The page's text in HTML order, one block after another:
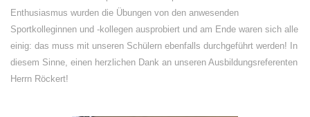
Enthusiasmus wurden die Übungen von den anwesenden
Sportkolleginnen und -kollegen ausprobiert und am Ende waren sich alle
einig: das muss mit unseren Schülern ebenfalls durchgeführt werden! In
diesem Sinne, einen herzlichen Dank an unseren Ausbildungsreferenten
Herrn Röckert!